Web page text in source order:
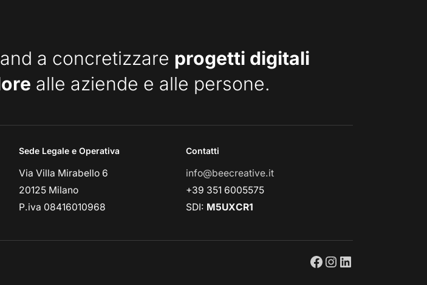
a concretizzare progetti digitali
alle aziende e alle persone.
Sede Legale e Operativa
Via Villa Mirabello 6
20125 Milano
P.iva 08416010968
Contatti
info@beecreative.it
+39 351 6005575
SDI: M5UXCR1